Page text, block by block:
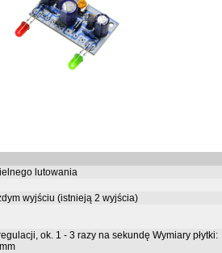
lutowania
wyjściu (istnieją 2 wyjścia)
ok. 1 - 3 razy na sekundę Wymiary płytki: